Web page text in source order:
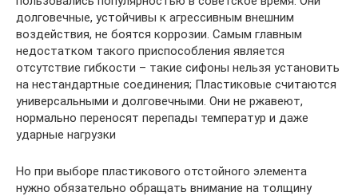
долговечные, устойчивы к агрессивным внешним
воздействия, не боятся коррозии. Самым главным
недостатком такого приспособления является
отсутствие гибкости – такие сифоны нельзя установить
на нестандартные соединения; Пластиковые считаются
универсальными и долговечными. Они не ржавеют,
нормально переносят перепады температур и даже
ударные нагрузки
Но при выборе пластикового отстойного элемента
нужно обязательно обращать внимание на толщину